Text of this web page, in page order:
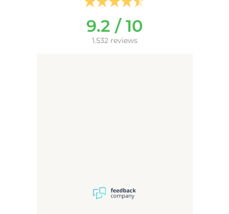
Indirecte verlichting aan de
achterzijde van de spiegel.
Dit type verlichting zorgt
voor een sfeervol
(6400K), handig!
9.2 / 10
1.532 reviews